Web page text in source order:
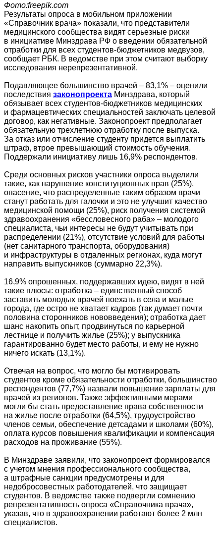
Фото:freepik.com
Результаты опроса в мобильном приложении
«Справочник врача» показали, что представители
медицинского сообщества видят серьезные риски
в инициативе Минздрава РФ о введении обязательной
отработки для всех студентов-бюджетников медвузов,
сообщает РБК. В ведомстве при этом считают выборку
исследования нерепрезентативной.
Подавляющее большинство врачей – 83,1% – оценили
последствия законопроекта Минздрава, который
обязывает всех студентов-бюджетников медицинских
и фармацевтических специальностей заключать целевой
договор, как негативные. Законопроект предполагает
обязательную трехлетнюю отработку после выпуска.
За отказ или отчисление студенту придется выплатить
штраф, втрое превышающий стоимость обучения.
Поддержали инициативу лишь 16,9% респондентов.
Среди основных рисков участники опроса выделили
такие, как нарушение конституционных прав (25%),
опасение, что распределенные таким образом врачи
станут работать для галочки и это не улучшит качество
медицинской помощи (25%), риск получения системой
здравоохранения «бессловесного раба» – молодого
специалиста, чьи интересы не будут учитывать при
распределении (21%), отсутствие условий для работы
(нет санитарного транспорта, оборудования)
и инфраструктуры в отдаленных регионах, куда могут
направить выпускников (суммарно 22,3%).
16,9% опрошенных, поддержавших идею, видят в ней
такие плюсы: отработка – единственный способ
заставить молодых врачей поехать в села и малые
города, где остро не хватает кадров (так думает почти
половина сторонников нововведения); отработка дает
шанс накопить опыт, продвинуться по карьерной
лестнице и получить жилье (25%); у выпускника
гарантированно будет место работы, и ему не нужно
ничего искать (13,1%).
Отвечая на вопрос, что могло бы мотивировать
студентов кроме обязательности отработки, большинство
респондентов (77,7%) назвали повышение зарплаты для
врачей из регионов. Также эффективными мерами
могли бы стать предоставление права собственности
на жилье после отработки (64,5%), трудоустройство
членов семьи, обеспечение детсадами и школами (60%),
оплата курсов повышения квалификации и компенсация
расходов на проживание (55%).
В Минздраве заявили, что законопроект формировался
с учетом мнения профессионального сообщества,
а штрафные санкции предусмотрены и для
недобросовестных работодателей, что защищает
студентов. В ведомстве также подвергли сомнению
репрезентативность опроса «Справочника врача»,
указав, что в здравоохранении работают более 2 млн
специалистов.